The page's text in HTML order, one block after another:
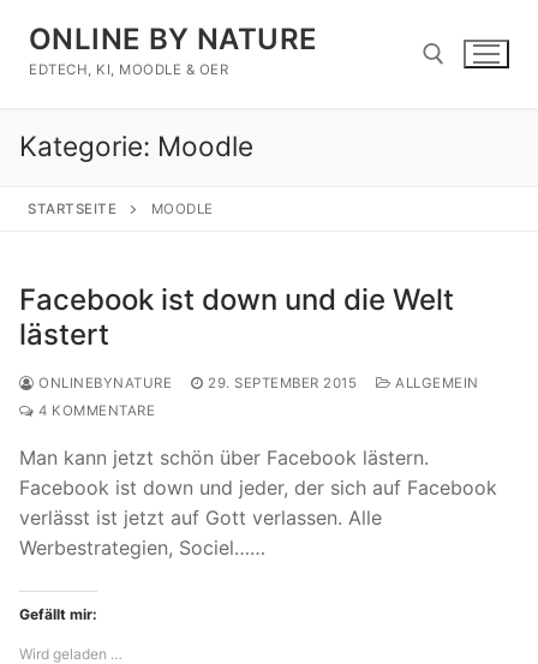
Inhalt
springen
ONLINE BY NATURE
EDTECH, KI, MOODLE & OER
Suchen nach:
Kategorie: Moodle
STARTSEITE MOODLE
Facebook ist down und die Welt
lästert
ONLINEBYNATURE 29. SEPTEMBER 2015
ALLGEMEIN
4 KOMMENTARE
Man kann jetzt schön über Facebook lästern.
Facebook ist down und jeder, der sich auf Facebook
verlässt ist jetzt auf Gott verlassen. Alle
Werbestrategien, Sociel……
Gefällt mir:
Wird geladen …